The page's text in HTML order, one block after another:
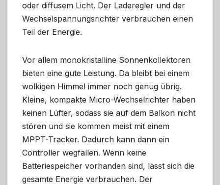
oder diffusem Licht. Der Laderegler und der
Wechselspannungsrichter verbrauchen einen
Teil der Energie.
Vor allem monokristalline Sonnenkollektoren
bieten eine gute Leistung. Da bleibt bei einem
wolkigen Himmel immer noch genug übrig.
Kleine, kompakte Micro-Wechselrichter haben
keinen Lüfter, sodass sie auf dem Balkon nicht
stören und sie kommen meist mit einem
MPPT-Tracker. Dadurch kann dann ein
Controller wegfallen. Wenn keine
Batteriespeicher vorhanden sind, lässt sich die
gesamte Energie verbrauchen. Der